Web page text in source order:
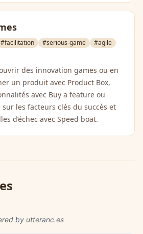
#facilitation #serious-game
#agile
des innovation games ou en
un produit avec Product Box,
avec Buy a feature ou
les facteurs clés du succès et
d’échec avec Speed boat.